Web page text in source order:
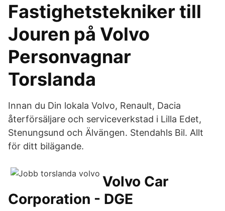
Fastighetstekniker till
Jouren på Volvo
Personvagnar
Torslanda
Innan du Din lokala Volvo, Renault, Dacia
återförsäljare och serviceverkstad i Lilla Edet,
Stenungsund och Älvängen. Stendahls Bil. Allt
för ditt bilägande.
Volvo Car
Corporation - DGE